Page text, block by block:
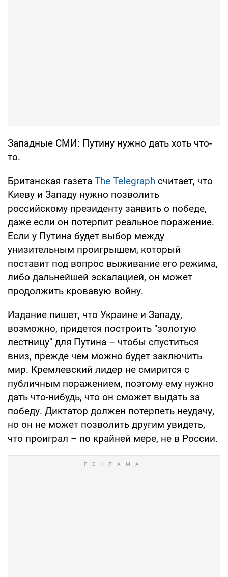
Западные СМИ: Путину нужно дать хоть что-
то.
Британская газета The Telegraph считает, что
Киеву и Западу нужно позволить
российскому президенту заявить о победе,
даже если он потерпит реальное поражение.
Если у Путина будет выбор между
унизительным проигрышем, который
поставит под вопрос выживание его режима,
либо дальнейшей эскалацией, он может
продолжить кровавую войну.
Издание пишет, что Украине и Западу,
возможно, придется построить "золотую
лестницу" для Путина – чтобы спуститься
вниз, прежде чем можно будет заключить
мир. Кремлевский лидер не смирится с
публичным поражением, поэтому ему нужно
дать что-нибудь, что он сможет выдать за
победу. Диктатор должен потерпеть неудачу,
но он не может позволить другим увидеть,
что проиграл – по крайней мере, не в России.